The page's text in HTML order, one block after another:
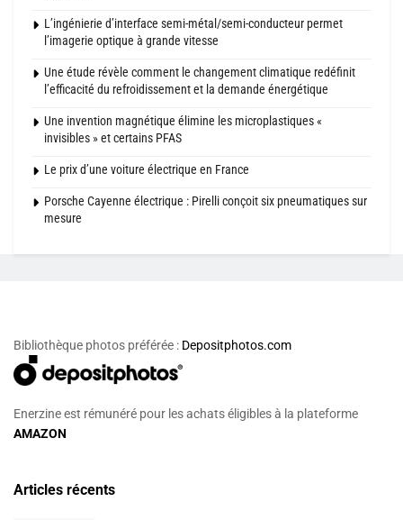
L’ingénierie d’interface semi-métal/semi-conducteur permet
l’imagerie optique à grande vitesse
Une étude révèle comment le changement climatique redéfinit
l’efficacité du refroidissement et la demande énergétique
Une invention magnétique élimine les microplastiques «
invisibles » et certains PFAS
Le prix d’une voiture électrique en France
Porsche Cayenne électrique : Pirelli conçoit six pneumatiques sur
mesure
Bibliothèque photos préférée : Depositphotos.com
Enerzine est rémunéré pour les achats éligibles à la plateforme
AMAZON
Articles récents